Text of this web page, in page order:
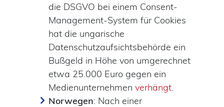
die DSGVO bei einem Consent-
Management-System für Cookies
hat die ungarische
Datenschutzaufsichtsbehörde ein
Bußgeld in Höhe von umgerechnet
etwa 25.000 Euro gegen ein
Medienunternehmen verhängt.
Norwegen: Nach einer